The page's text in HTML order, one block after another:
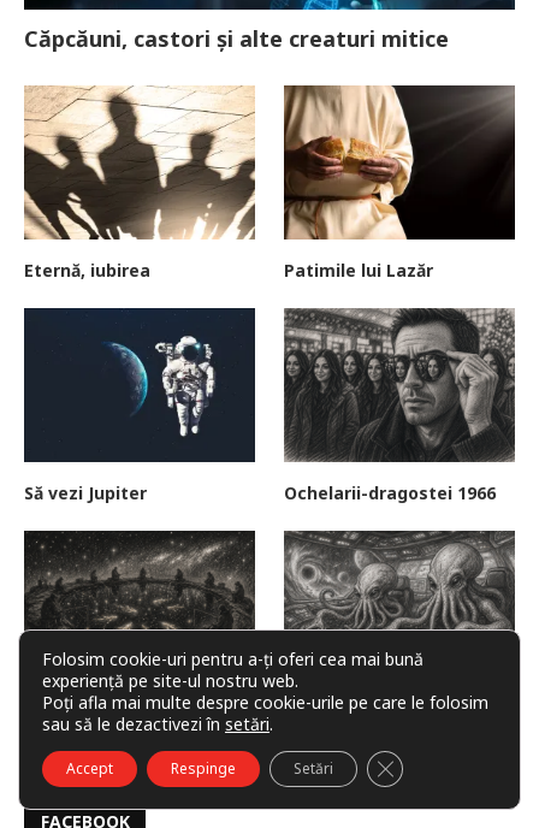
Căpcăuni, castori și alte creaturi mitice
Eternă, iubirea Patimile lui Lazăr
Să vezi Jupiter Ochelarii-dragostei 1966
Peștele fulger Dileme cosmice
FACEBOOK
Folosim cookie-uri pentru a-ți oferi cea mai bună
experiență pe site-ul nostru web.
Poți afla mai multe despre cookie-urile pe care le folosim
sau să le dezactivezi în setări.
Accept Respinge Setări CLOSE GDPR